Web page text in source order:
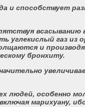
и способствует
всасыванию
углекислый газ из
и
бронхиту.
людей, особенно
марихуану,